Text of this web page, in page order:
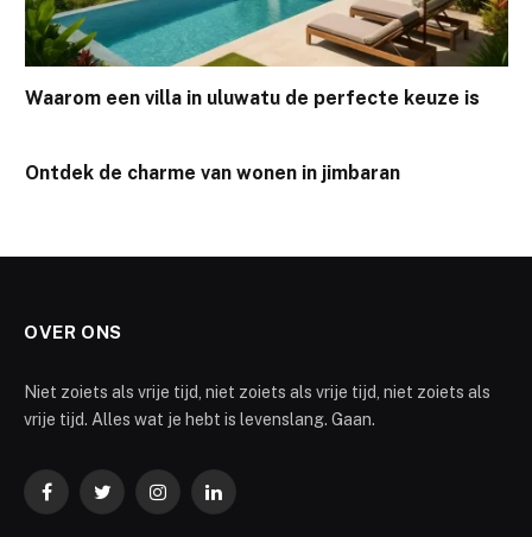
Waarom een villa in uluwatu de perfecte keuze is
Ontdek de charme van wonen in jimbaran
OVER ONS
Niet zoiets als vrije tijd, niet zoiets als vrije tijd, niet zoiets als
vrije tijd. Alles wat je hebt is levenslang. Gaan.
FacebookTwitterInstagramLinkedIn